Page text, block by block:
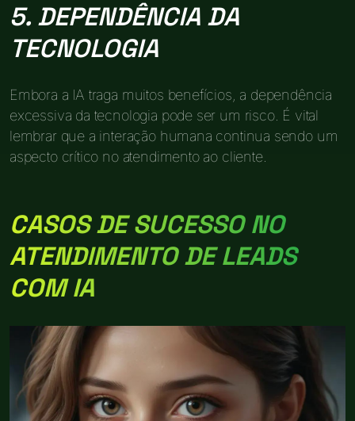
5. DEPENDÊNCIA DA
TECNOLOGIA
Embora a IA traga muitos benefícios, a dependência
excessiva da tecnologia pode ser um risco. É vital
lembrar que a interação humana continua sendo um
aspecto crítico no atendimento ao cliente.
CASOS DE SUCESSO NO
ATENDIMENTO DE LEADS
COM IA